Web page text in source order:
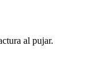
al pujar.